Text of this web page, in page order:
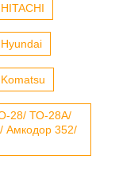
28/ ТО-28А/
Амкодор 352/